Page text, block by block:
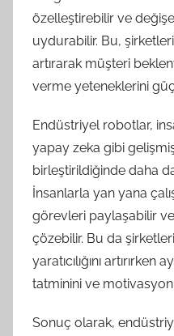
özelleştirebilir ve
uydurabilir. Bu,
artırarak müşteri
verme yeteneklerini
Endüstriyel robotlar,
yapay zeka gibi
birleştirildiğinde daha
İnsanlarla yan yana
görevleri paylaşabilir
çözebilir. Bu da
yaratıcılığını artırırken
tatminini ve
Sonuç olarak,